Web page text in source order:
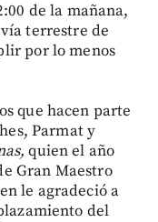
de la mañana,
terrestre de
por lo menos
que hacen parte
Parmat y
quien el año
Gran Maestro
le agradeció a
del